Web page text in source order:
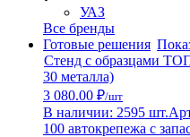
УАЗ
Все бренды
Готовые решения
Стенд с образцами
30 металла)
3 080.00 ₽/шт
В наличии: 2595 шт.
100 автокрепежа с